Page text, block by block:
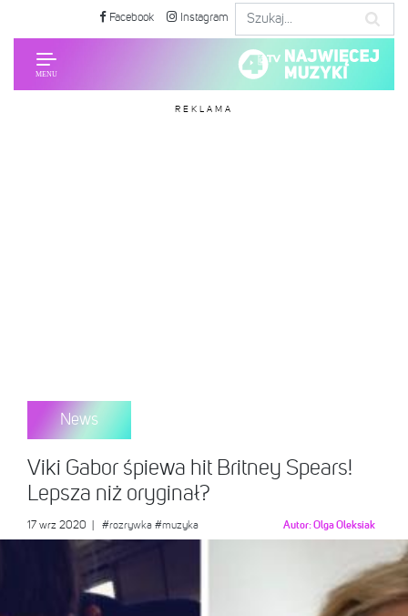
Facebook Instagram
REKLAMA
News
Viki Gabor śpiewa hit Britney Spears!
Lepsza niż oryginał?
17 wrz 2020 #rozrywka #muzyka Autor:Olga Oleksiak